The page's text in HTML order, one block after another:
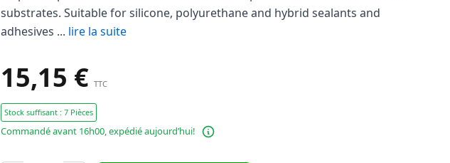
substrates. Suitable for silicone, polyurethane and hybrid sealants and
adhesives ... lire la suite
15,15 € TTC
Stock suffisant : 7 Pièces
Commandé avant 16h00, expédié aujourd’hui!